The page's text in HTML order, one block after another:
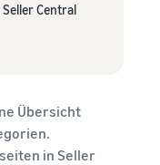
Central
Übersicht
in Seller